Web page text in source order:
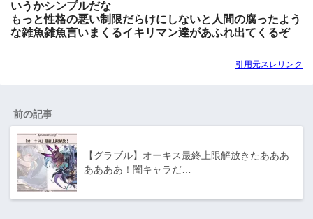
いうかシンプルだな
もっと性格の悪い制限だらけにしないと人間の腐ったよう
な雑魚雑魚言いまくるイキリマン達があふれ出てくるぞ
引用元スレリンク
前の記事
【グラブル】オーキス最終上限解放きたあああ
ああああ！闇キャラだ…